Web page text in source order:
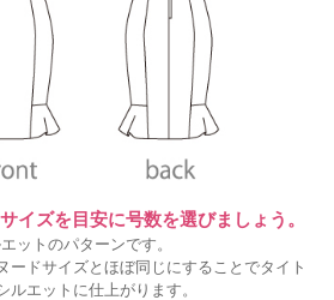
イズを目安に号数を選びましょう。
ットのパターンです。
ードサイズとほぼ同じにすることでタイト
エットに仕上がります。